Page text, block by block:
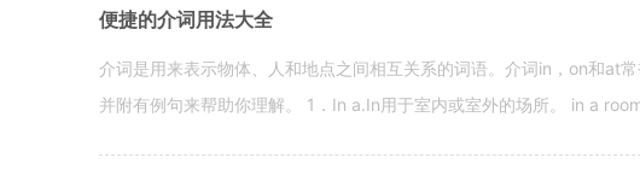
便捷的介词用法大全
介词是用来表示物体、人和地点之间相互关系的词语。介词in，on和at
并附有例句来帮助你理解。 1．In a.In用于室内或室外的场所。 in a